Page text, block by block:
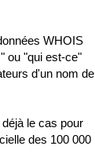
WHOIS
ou "qui est-ce"
d'un nom de
le cas pour
des 100 000